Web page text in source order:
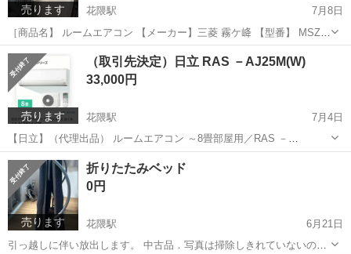
売ります 花隈駅
7月8日
［商品名】 ルームエアコン 【メーカー】三菱 霧ケ𡶶 【型番】 MSZ
－GE 2220 －W 【年式】2020年製 リビング用 専門業者がエアコンポ
ンプダウンを回収してから取り外しました。 6畳用．お渡しは室内
機...
兵庫 花隈駅 季節、空調家電
売ります
（取引先決定）日立 RAS －AJ25M(W)
33,000円
花隈駅
7月4日
【日立】（代理出品） ルームエアコン ～8畳部屋用／RAS －
AJ25M(W) 2023年モデル エアコンポンプダウン濟．室外機もセットで
お渡しします。 ※掃除は去年業者洗浄してから今年は業者の洗浄して
おりません。 ...
兵庫 神戸市 花隈駅 季節、空調家電
売ります
折りたたみベッド
0円
花隈駅
6月21日
引っ越しに伴い放出します。 中古品．写真は掃除しきれていないので